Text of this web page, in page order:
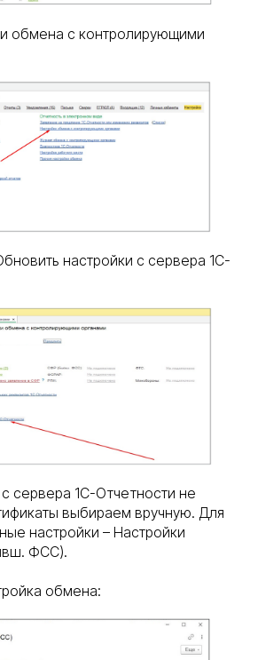
обмена с контролирующими
настройки с сервера 1С-
сервера 1С-Отчетности не
выбираем вручную. Для
настройки – Настройки
ФСС).
обмена: